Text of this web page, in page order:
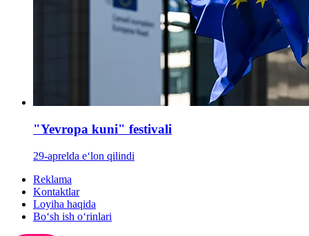
"Yevropa kuni" festivali
29-aprelda e‘lon qilindi
Reklama
Kontaktlar
Loyiha haqida
Bo‘sh ish o‘rinlari